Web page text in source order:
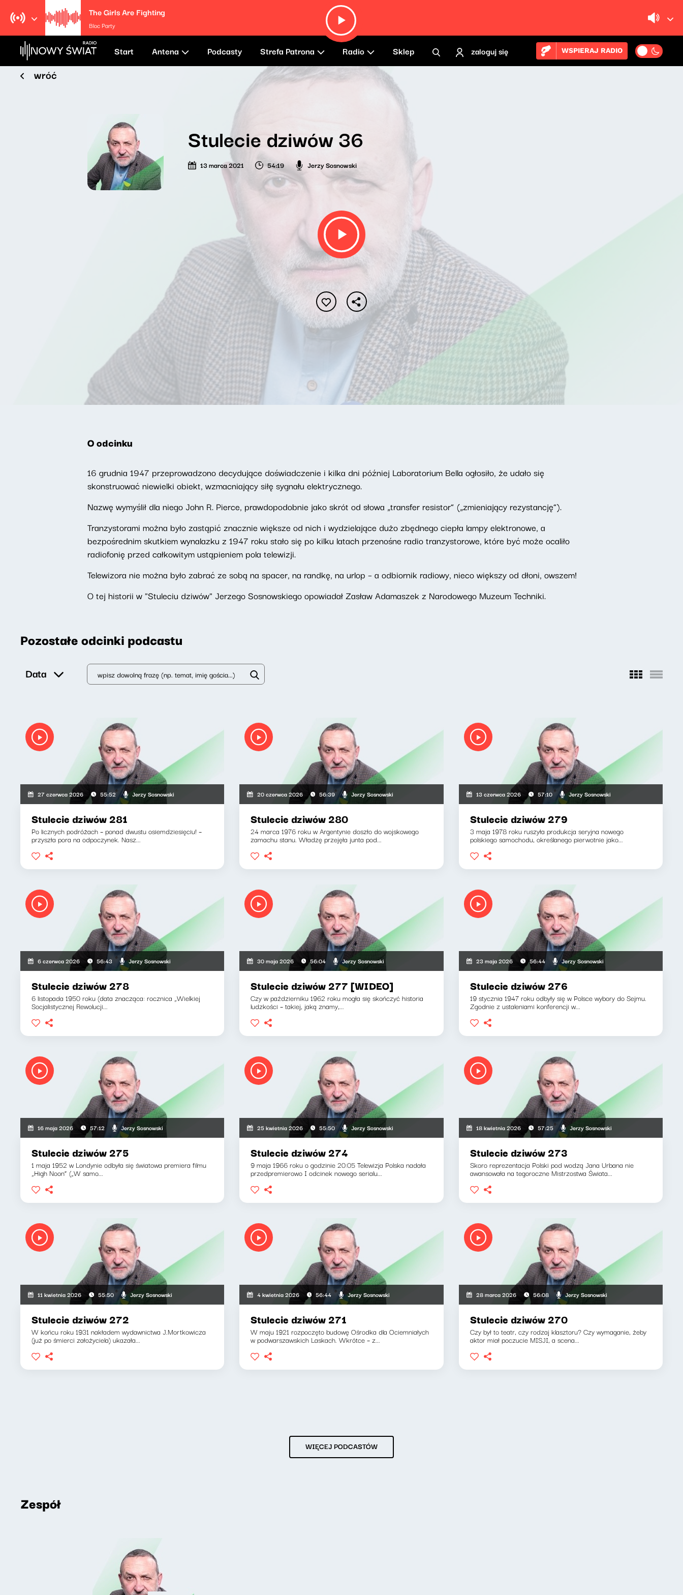
The Girls Are Fighting
Bloc Party
Start Antena Podcasty Strefa Patrona Radio Sklep zaloguj się WSPIERAJ RADIO
wróć
Stulecie dziwów 36
13 marca 2021 54:19 Jerzy Sosnowski
O odcinku
16 grudnia 1947 przeprowadzono decydujące doświadczenie i kilka dni później Laboratorium Bella ogłosiło, że udało się
skonstruować niewielki obiekt, wzmacniający siłę sygnału elektrycznego.
Nazwę wymyślił dla niego John R. Pierce, prawdopodobnie jako skrót od słowa „transfer resistor” („zmieniający rezystancję”).
Tranzystorami można było zastąpić znacznie większe od nich i wydzielające dużo zbędnego ciepła lampy elektronowe, a
bezpośrednim skutkiem wynalazku z 1947 roku stało się po kilku latach przenośne radio tranzystorowe, które być może ocaliło
radiofonię przed całkowitym ustąpieniem pola telewizji.
Telewizora nie można było zabrać ze sobą na spacer, na randkę, na urlop – a odbiornik radiowy, nieco większy od dłoni, owszem!
O tej historii w "Stuleciu dziwów" Jerzego Sosnowskiego opowiadał Zasław Adamaszek z Narodowego Muzeum Techniki.
Pozostałe odcinki podcastu
Data
27 czerwca 2026 55:52 Jerzy Sosnowski
Stulecie dziwów 281
Po licznych podróżach – ponad dwustu osiemdziesięciu! –
przyszła pora na odpoczynek. Nasz...
20 czerwca 2026 56:39 Jerzy Sosnowski
Stulecie dziwów 280
24 marca 1976 roku w Argentynie doszło do wojskowego
zamachu stanu. Władzę przejęła junta pod...
13 czerwca 2026 57:10 Jerzy Sosnowski
Stulecie dziwów 279
3 maja 1978 roku ruszyła produkcja seryjna nowego
polskiego samochodu, określanego pierwotnie jako...
6 czerwca 2026 56:43 Jerzy Sosnowski
Stulecie dziwów 278
6 listopada 1950 roku (data znacząca: rocznica „Wielkiej
Socjalistycznej Rewolucji...
30 maja 2026 56:04 Jerzy Sosnowski
Stulecie dziwów 277 [WIDEO]
Czy w październiku 1962 roku mogła się skończyć historia
ludzkości – takiej, jaką znamy,...
23 maja 2026 56:44 Jerzy Sosnowski
Stulecie dziwów 276
19 stycznia 1947 roku odbyły się w Polsce wybory do Sejmu.
Zgodnie z ustaleniami konferencji w...
16 maja 2026 57:12 Jerzy Sosnowski
Stulecie dziwów 275
1 maja 1952 w Londynie odbyła się światowa premiera filmu
„High Noon” („W samo...
25 kwietnia 2026 55:50 Jerzy Sosnowski
Stulecie dziwów 274
9 maja 1966 roku o godzinie 20:05 Telewizja Polska nadała
przedpremierowo I odcinek nowego serialu...
18 kwietnia 2026 57:25 Jerzy Sosnowski
Stulecie dziwów 273
Skoro reprezentacja Polski pod wodzą Jana Urbana nie
awansowała na tegoroczne Mistrzostwa Świata...
11 kwietnia 2026 55:50 Jerzy Sosnowski
Stulecie dziwów 272
W końcu roku 1931 nakładem wydawnictwa J.Mortkowicza
(już po śmierci założyciela) ukazała...
4 kwietnia 2026 56:44 Jerzy Sosnowski
Stulecie dziwów 271
W maju 1921 rozpoczęto budowę Ośrodka dla Ociemniałych
w podwarszawskich Laskach. Wkrótce – z...
28 marca 2026 56:08 Jerzy Sosnowski
Stulecie dziwów 270
Czy był to teatr, czy rodzaj klasztoru? Czy wymaganie, żeby
aktor miał poczucie MISJI, a scena...
WIĘCEJ PODCASTÓW
Zespół